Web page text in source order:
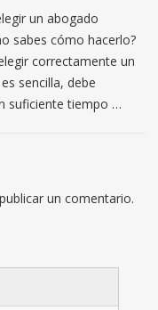
un abogado
sabes cómo hacerlo?
correctamente un
sencilla, debe
suficiente tiempo …
un comentario.